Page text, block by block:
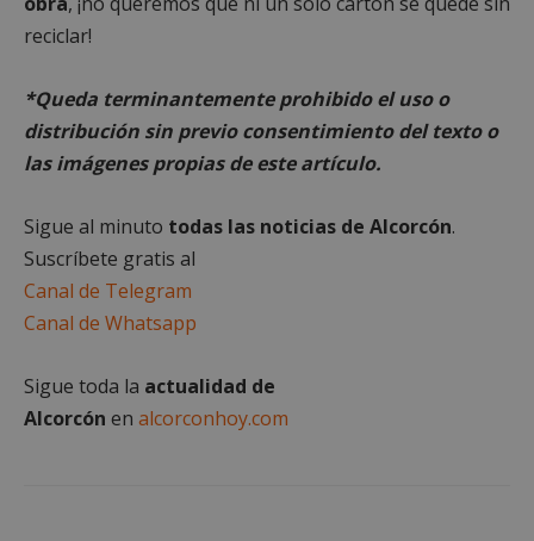
reciclar!
*Queda terminantemente prohibido el uso o
distribución sin previo consentimiento del texto o
las imágenes propias de este artículo.
Sigue al minuto todas las noticias de Alcorcón.
Suscríbete gratis al
Canal de Telegram
Canal de Whatsapp
Sigue toda la actualidad de
Alcorcón en alcorconhoy.com
Cookies de preferencias
Las cookies estrictamente necesarias permiten la
inicio de sesión de usuario y la gestión de cuentas.
El sitio web no se puede utilizar correctamente sin
las cookies estrictamente necesarias.
PHPSESSID